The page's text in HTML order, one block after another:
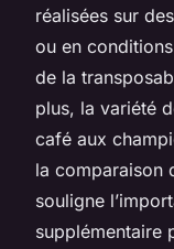
réalisées sur
ou en
de la
plus, la variété
café aux
la comparaison
souligne
supplémentaire